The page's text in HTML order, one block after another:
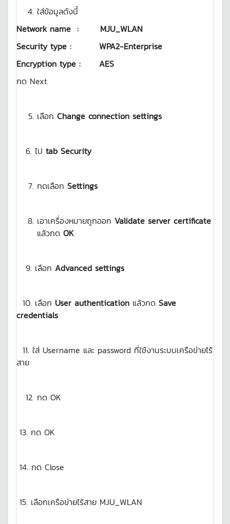
ใส่ข้อมูลดังนี้
Network name : MJU_WLAN
Security type : WPA2-Enterprise
Encryption type : AES
กด Next
เลือก Change connection settings
6. ไป tab Security
กดเลือก Settings
เอาเครื่องหมายถูกออก Validate server certificate
แล้วกด OK
9. เลือก Advanced settings
10. เลือก User authentication แล้วกด Save
credentials
11. ใส่ Username และ password ที่ใช้งานระบบเครือข่ายไร้
สาย
กด OK
13. กด OK
14. กด Close
15. เลือกเครือข่ายไร้สาย MJU_WLAN